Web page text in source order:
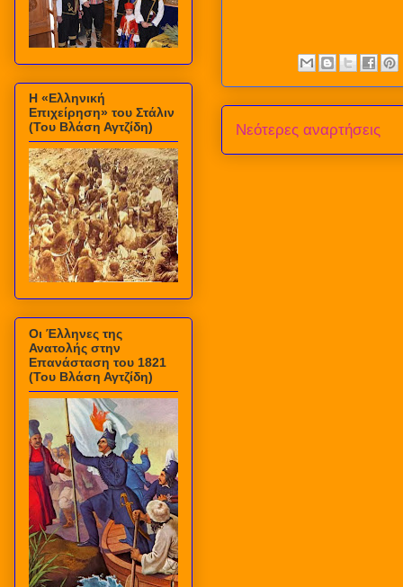
Νεότερες αναρτήσεις
Η «Ελληνική
Επιχείρηση» του Στάλιν
(Του Βλάση Αγτζίδη)
Οι Έλληνες της
Ανατολής στην
Επανάσταση του 1821
(Του Βλάση Αγτζίδη)